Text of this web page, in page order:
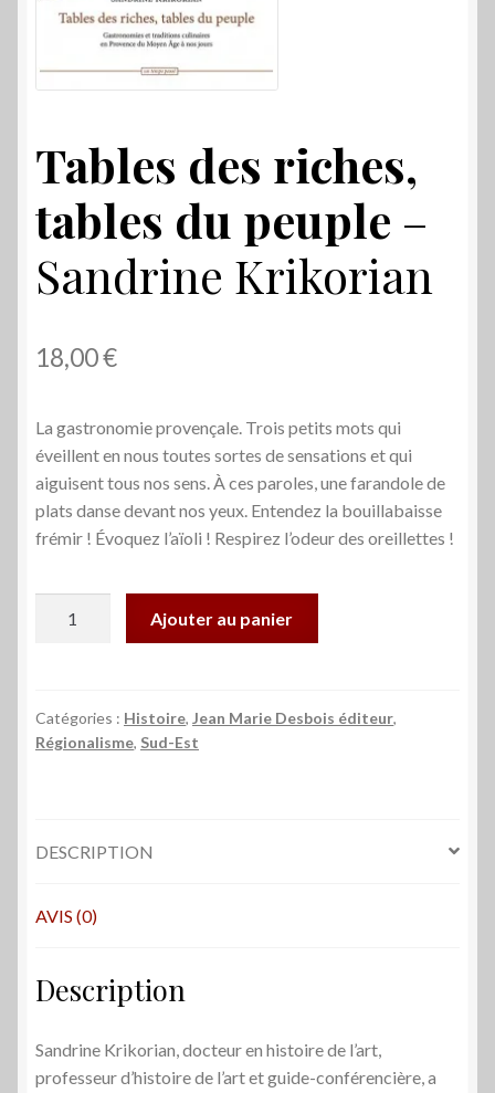
Tables des riches,
tables du peuple –
Sandrine Krikorian
18,00€
La gastronomie provençale. Trois petits mots qui
éveillent en nous toutes sortes de sensations et qui
aiguisent tous nos sens. À ces paroles, une farandole de
plats danse devant nos yeux. Entendez la bouillabaisse
frémir ! Évoquez l’aïoli ! Respirez l’odeur des oreillettes !
riches,
tables
Sandrine
Ajouter au panier
Catégories : Histoire, Jean Marie Desbois éditeur,
Régionalisme, Sud-Est
DESCRIPTION
AVIS (0)
Description
Sandrine Krikorian, docteur en histoire de l’art,
professeur d’histoire de l’art et guide-conférencière, a